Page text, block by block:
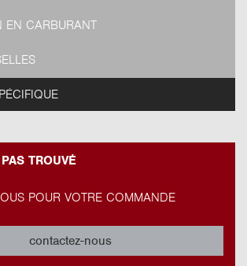
EN CARBURANT
TROUVÉ
POUR VOTRE COMMANDE
contactez-nous